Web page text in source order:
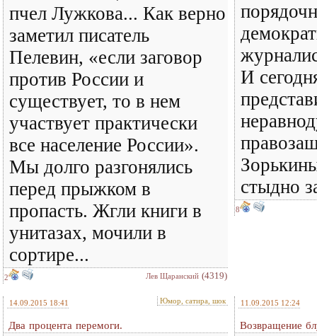
пчел Лужкова... Как верно
заметил писатель
Пелевин, «если заговор
против России и
существует, то в нем
участвует практически
все население России».
Мы долго разгонялись
перед прыжком в
пропасть. Жгли книги в
унитазах, мочили в
сортире...
2 Лев Щаранский (4319)
И
стыдно
8
14.09.2015 18:41 Юмор, сатира, шок
Два процента перемоги.
11.09.2015 12:24
Возвращение